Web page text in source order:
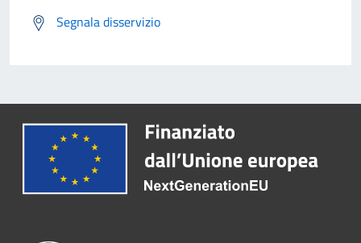
Segnala disservizio